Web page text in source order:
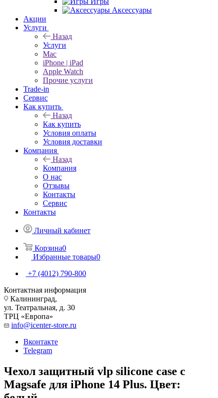
Аксессуары
Акции
Услуги
Назад
Услуги
Mac
iPhone | iPad
Apple Watch
Прочие услуги
Trade-in
Сервис
Как купить
Назад
Как купить
Условия оплаты
Условия доставки
Компания
Назад
Компания
О нас
Отзывы
Контакты
Сервис
Контакты
Личный кабинет
Корзина0
Избранные товары0
+7 (4012) 790-800
Контактная информация
Калининград,
ул. Театральная, д. 30
ТРЦ «Европа»
info@icenter-store.ru
Вконтакте
Telegram
Чехол защитный vlp silicone case с
Magsafe для iPhone 14 Plus. Цвет: